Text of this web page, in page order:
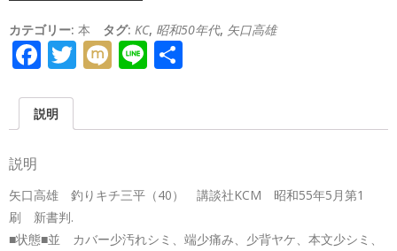
カテゴリー: 本 タグ: KC, 昭和50年代, 矢口高雄
Facebook
Twitter
MixiLine
説明
説明
矢口高雄 釣りキチ三平（40） 講談社KCM 昭和55年5月第1
刷 新書判.
■状態■並 カバー少汚れシミ、端少痛み、少背ヤケ、本文少シミ、